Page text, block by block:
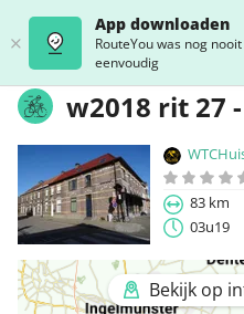
App downloaden
RouteYou was nog
eenvoudig
w2018 rit 27
83 km
03u19
Bekijk op